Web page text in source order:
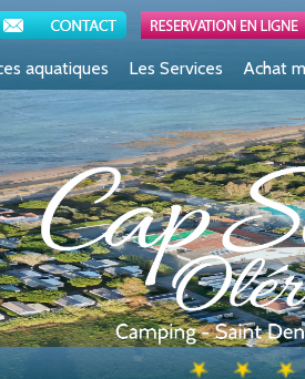
aquatiques Les Services Achat